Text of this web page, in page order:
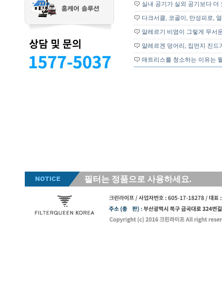
실내 공기가 실외 공기보다
다크서클, 코골이, 만성피로,
알레르기 비염이 그렇게 무서
알레르겐 덩어리, 집먼지 진
매트리스를 청소하는 이유는